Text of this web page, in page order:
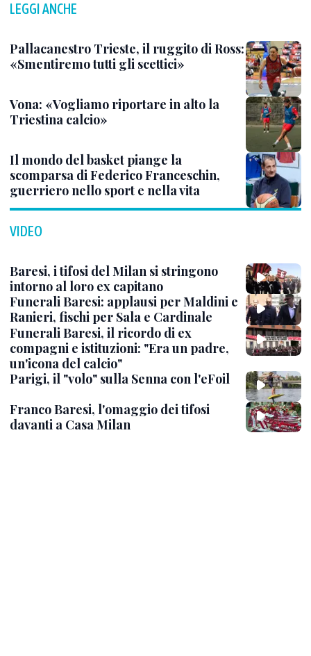
LEGGI ANCHE
Pallacanestro Trieste, il ruggito di Ross:
«Smentiremo tutti gli scettici»
Vona: «Vogliamo riportare in alto la
Triestina calcio»
Il mondo del basket piange la
scomparsa di Federico Franceschin,
guerriero nello sport e nella vita
VIDEO
Baresi, i tifosi del Milan si stringono
intorno al loro ex capitano
Funerali Baresi: applausi per Maldini e
Ranieri, fischi per Sala e Cardinale
Funerali Baresi, il ricordo di ex
compagni e istituzioni: "Era un padre,
un'icona del calcio"
Parigi, il "volo" sulla Senna con l'eFoil
Franco Baresi, l'omaggio dei tifosi
davanti a Casa Milan